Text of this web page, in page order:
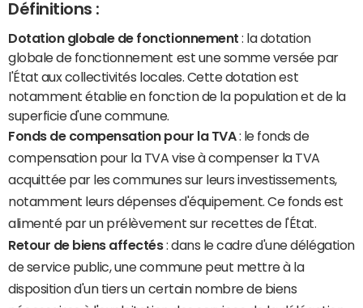
Définitions :
Dotation globale de fonctionnement : la dotation
globale de fonctionnement est une somme versée par
l'État aux collectivités locales. Cette dotation est
notamment établie en fonction de la population et de la
superficie d'une commune.
Fonds de compensation pour la TVA: le fonds de
compensation pour la TVA vise à compenser la TVA
acquittée par les communes sur leurs investissements,
notamment leurs dépenses d'équipement. Ce fonds est
alimenté par un prélèvement sur recettes de l'État.
Retour de biens affectés: dans le cadre d'une délégation
de service public, une commune peut mettre à la
disposition d'un tiers un certain nombre de biens